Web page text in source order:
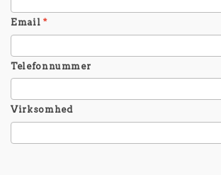
Email *
Telefonnummer
Virksomhed